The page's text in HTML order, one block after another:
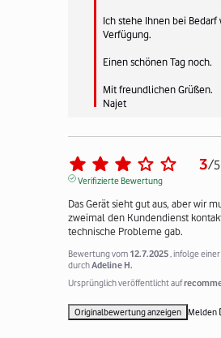
Ich stehe Ihnen bei
Verfügung.
Einen schönen Tag noch.
Mit freundlichen Grüßen.
Najet
3/5
Verifizierte Bewertung
Das Gerät sieht gut aus, aber wir
zweimal den Kundendienst
technische Probleme gab.
Bewertung vom 12.7.2025 , infolge
durchAdeline H.
Ursprünglich veröffentlicht auf
Originalbewertung anzeigen Melden